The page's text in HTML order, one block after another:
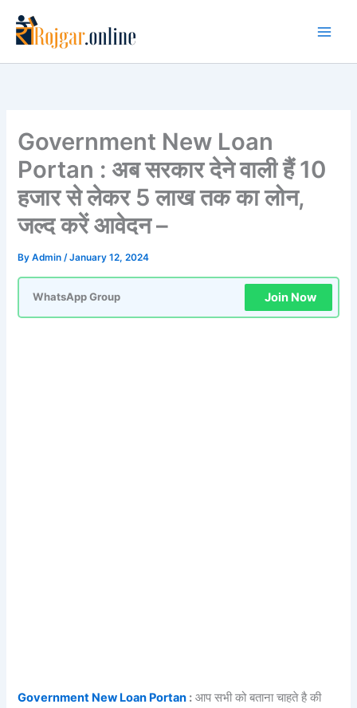
content
Government New Loan
Portan : अब सरकार देने वाली हैं 10
हजार से लेकर 5 लाख तक का लोन,
जल्द करें आवेदन –
ByAdmin/January 12, 2024
WhatsApp Group Join Now
Government New Loan Portan : आप सभी को बताना चाहते है की